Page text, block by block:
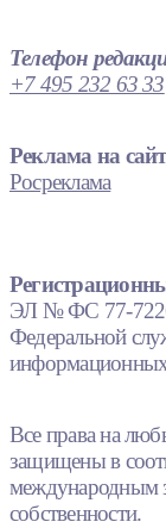
Телефон
+7 495 232 63 33
Реклама на
Росреклама
ЭЛ № ФС 77-
Федеральной
Все права на
защищены в
международным
собственности.